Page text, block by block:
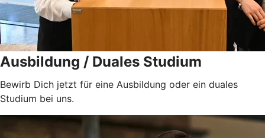
Ausbildung / Duales Studium
Bewirb Dich jetzt für eine Ausbildung oder ein duales
Studium bei uns.